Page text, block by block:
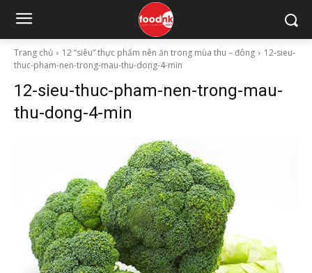
Trang chủ 12 “siêu” thực phẩm nên ăn trong mùa thu – đông
12-sieu-
thuc-pham-nen-trong-mau-thu-dong-4-min
12-sieu-thuc-pham-nen-trong-mau-
thu-dong-4-min